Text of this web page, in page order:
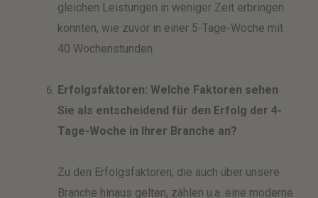
gleichen Leistungen in weniger Zeit erbringen
konnten, wie zuvor in einer 5-Tage-Woche mit
40 Wochenstunden.
Erfolgsfaktoren: Welche Faktoren sehen
Sie als entscheidend für den Erfolg der 4-
Tage-Woche in Ihrer Branche an?
Zu den Erfolgsfaktoren, die auch über unsere
Branche hinaus gelten, zählen u.a. eine moderne